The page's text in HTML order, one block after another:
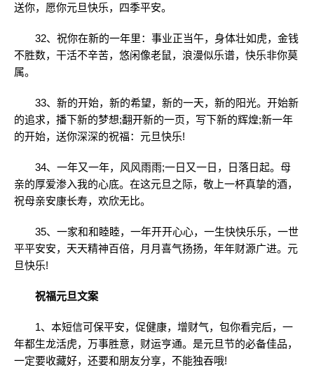
送你，愿你元旦快乐，四季平安。
32、祝你在新的一年里：事业正当午，身体壮如虎，金钱
不胜数，干活不辛苦，悠闲像老鼠，浪漫似乐谱，快乐非你莫
属。
33、新的开始，新的希望，新的一天，新的阳光。开始新
的追求，播下新的梦想;翻开新的一页，写下新的辉煌;新一年
的开始，送你深深的祝福：元旦快乐!
34、一年又一年，风风雨雨;一日又一日，日落日起。母
亲的厚爱渗入我的心底。在这元旦之际，敬上一杯真挚的酒，
祝母亲安康长寿，欢欣无比。
35、一家和和睦睦，一年开开心心，一生快快乐乐，一世
平平安安，天天精神百倍，月月喜气扬扬，年年财源广进。元
旦快乐!
祝福元旦文案
1、本短信可保平安，促健康，增财气，包你看完后，一
年都生龙活虎，万事胜意，财运亨通。是元旦节的必备佳品，
一定要收藏好，还要和朋友分享，不能独吞哦!